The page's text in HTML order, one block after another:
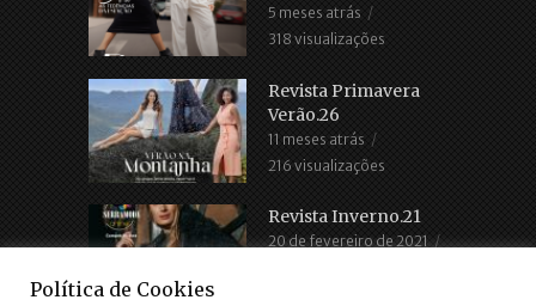
5 meses atrás
318 visualizações
Revista Primavera
Verão.26
11 meses atrás
216 visualizações
Revista Inverno.21
20 de fevereiro de 2021
Política de Cookies